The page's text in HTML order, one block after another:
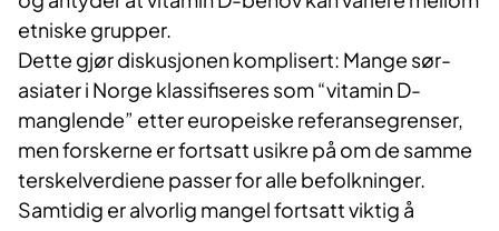
etniske grupper.
Dette gjør diskusjonen komplisert: Mange sør-
asiater i Norge klassifiseres som “vitamin D-
manglende” etter europeiske referansegrenser,
men forskerne er fortsatt usikre på om de samme
terskelverdiene passer for alle befolkninger.
Samtidig er alvorlig mangel fortsatt viktig å